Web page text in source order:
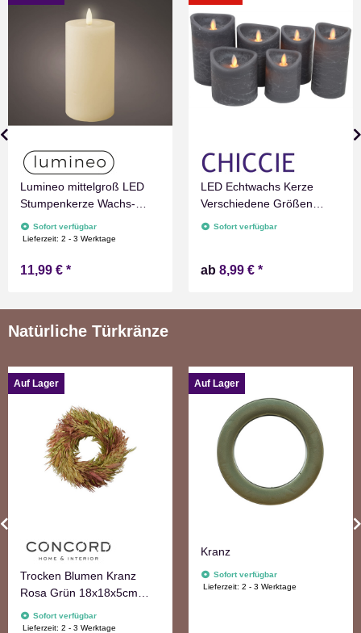
Lumineo mittelgroß LED
Stumpenkerze Wachs-
Optik Weiß mit Timer
Flammen Effect für
hoch
Sofort verfügbar
Lieferzeit:2 - 3 Werktage
11,99 € *
LED Echtwachs Kerze
Verschiedene Größen
Grau Marmoriert
Technik Timer Batterie
Sofort verfügbar
ab 8,99 € *
Natürliche Türkränze
Auf Lager
Trocken Blumen Kranz
Rosa Grün 18x18x5cm
Türkranz Frühling Herbst
Sofort verfügbar
Lieferzeit:2 - 3 Werktage
Auf Lager
Kranz
Sofort verfügbar
Lieferzeit:2 - 3 Werktage